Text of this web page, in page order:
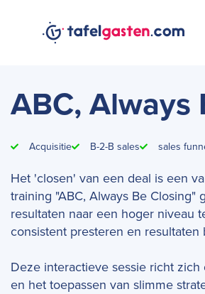
ABC, Always
Acquisitie B-2-B sales sales
Het 'closen' van een deal is een
training "ABC, Always Be
resultaten naar een hoger niveau
consistent presteren en resultaten
Deze interactieve sessie richt
en het toepassen van slimme